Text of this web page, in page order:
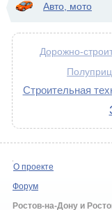
Авто, мото
Дорожно-
Строительная
О проекте
Форум
Ростов-на-Дону и